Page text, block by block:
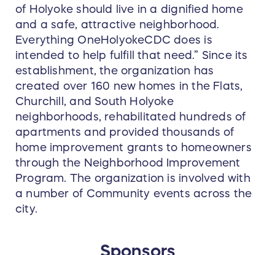
of Holyoke should live in a dignified home
and a safe, attractive neighborhood.
Everything OneHolyokeCDC does is
intended to help fulfill that need.” Since its
establishment, the organization has
created over 160 new homes in the Flats,
Churchill, and South Holyoke
neighborhoods, rehabilitated hundreds of
apartments and provided thousands of
home improvement grants to homeowners
through the Neighborhood Improvement
Program. The organization is involved with
a number of Community events across the
city.
Sponsors